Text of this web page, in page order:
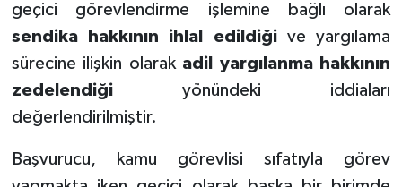
geçici görevlendirme işlemine bağlı olarak
sendika hakkının ihlal edildiğive yargılama
sürecine ilişkin olarak adil yargılanma hakkının
zedelendiğiyönündeki iddiaları
değerlendirilmiştir.
Başvurucu, kamu görevlisi sıfatıyla görev